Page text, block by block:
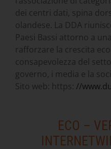
dei centri dati, spina
olandese. La DDA
Paesi Bassi attorno a
rafforzare la crescita
consapevolezza del
governo, i media e la
Sito web: https: //
ECO –